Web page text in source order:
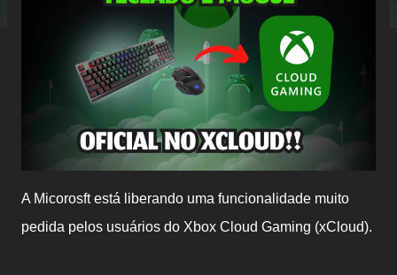
A Micorosft está liberando uma funcionalidade muito
pedida pelos usuários do Xbox Cloud Gaming (xCloud).